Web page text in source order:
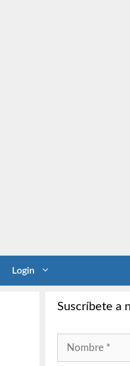
Login
Suscríbete a